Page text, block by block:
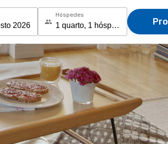
Hóspedes